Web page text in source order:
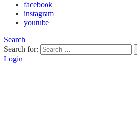
facebook
instagram
youtube
Search
Search for:
Login